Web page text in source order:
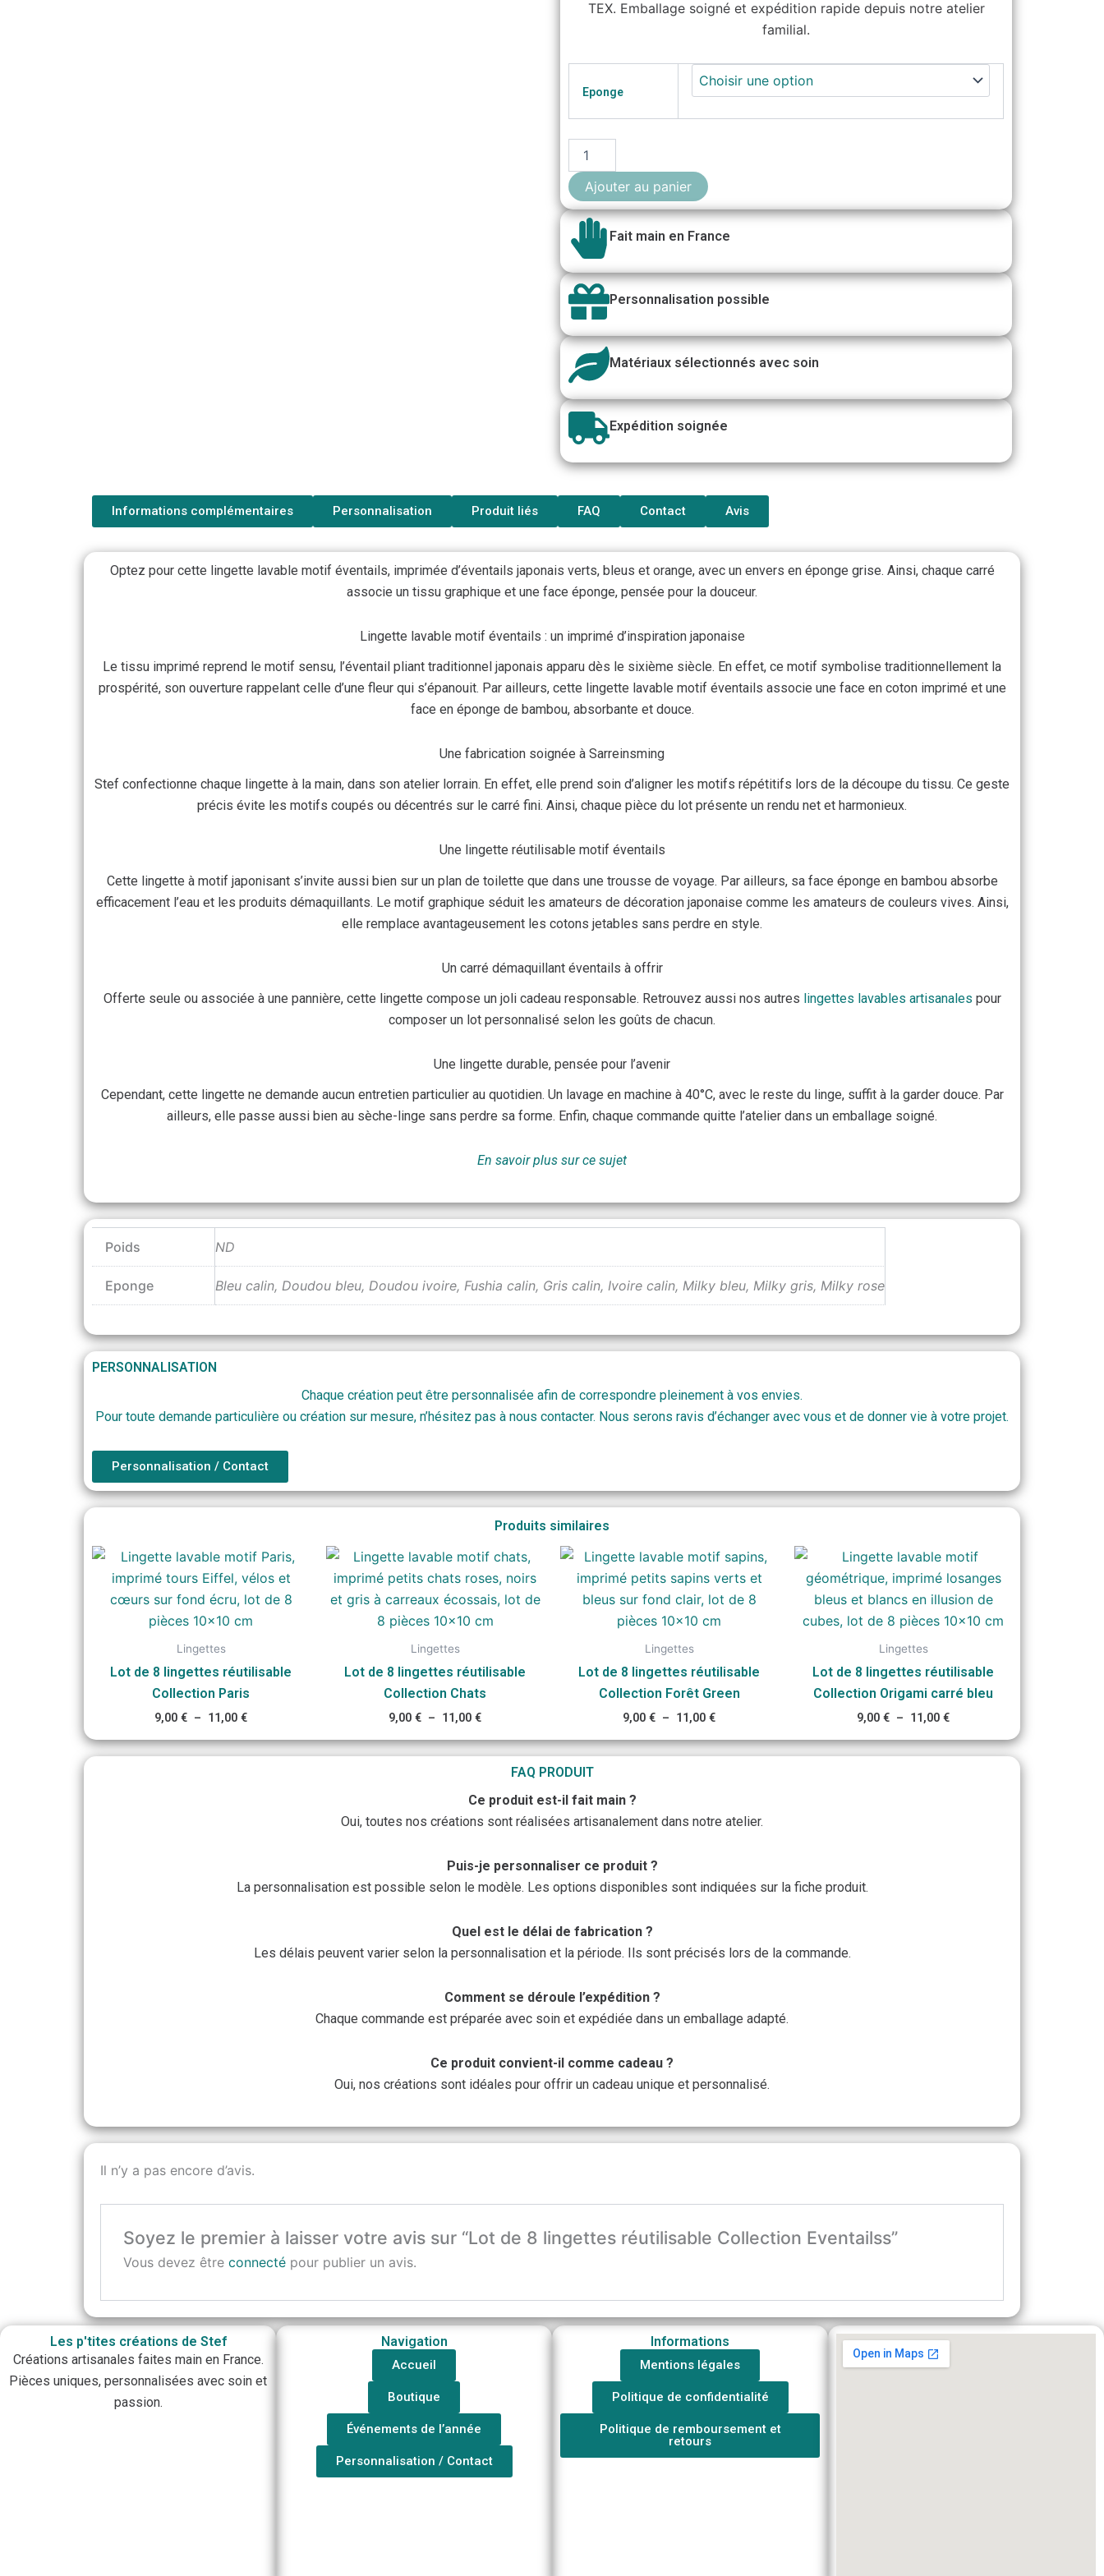
TEX. Emballage soigné et expédition rapide depuis notre atelier
familial.
Eponge
de
8
lingettes
réutilisable
Collection
Eventailss
Ajouter au panier
Fait main en France
Personnalisation possible
Matériaux sélectionnés avec soin
Expédition soignée
Informations complémentaires Personnalisation Produit liés FAQ Contact Avis
Optez pour cette lingette lavable motif éventails, imprimée d’éventails japonais verts, bleus et orange, avec un envers en éponge grise. Ainsi, chaque carré
associe un tissu graphique et une face éponge, pensée pour la douceur.
Lingette lavable motif éventails : un imprimé d’inspiration japonaise
Le tissu imprimé reprend le motif sensu, l’éventail pliant traditionnel japonais apparu dès le sixième siècle. En effet, ce motif symbolise traditionnellement la
prospérité, son ouverture rappelant celle d’une fleur qui s’épanouit. Par ailleurs, cette lingette lavable motif éventails associe une face en coton imprimé et une
face en éponge de bambou, absorbante et douce.
Une fabrication soignée à Sarreinsming
Stef confectionne chaque lingette à la main, dans son atelier lorrain. En effet, elle prend soin d’aligner les motifs répétitifs lors de la découpe du tissu. Ce geste
précis évite les motifs coupés ou décentrés sur le carré fini. Ainsi, chaque pièce du lot présente un rendu net et harmonieux.
Une lingette réutilisable motif éventails
Cette lingette à motif japonisant s’invite aussi bien sur un plan de toilette que dans une trousse de voyage. Par ailleurs, sa face éponge en bambou absorbe
efficacement l’eau et les produits démaquillants. Le motif graphique séduit les amateurs de décoration japonaise comme les amateurs de couleurs vives. Ainsi,
elle remplace avantageusement les cotons jetables sans perdre en style.
Un carré démaquillant éventails à offrir
Offerte seule ou associée à une pannière, cette lingette compose un joli cadeau responsable. Retrouvez aussi nos autres lingettes lavables artisanales pour
composer un lot personnalisé selon les goûts de chacun.
Une lingette durable, pensée pour l’avenir
Cependant, cette lingette ne demande aucun entretien particulier au quotidien. Un lavage en machine à 40°C, avec le reste du linge, suffit à la garder douce. Par
ailleurs, elle passe aussi bien au sèche-linge sans perdre sa forme. Enfin, chaque commande quitte l’atelier dans un emballage soigné.
En savoir plus sur ce sujet
Poids ND
Eponge Bleu calin, Doudou bleu, Doudou ivoire, Fushia calin, Gris calin, Ivoire calin, Milky bleu, Milky gris, Milky rose
PERSONNALISATION
Chaque création peut être personnalisée afin de correspondre pleinement à vos envies.
Pour toute demande particulière ou création sur mesure, n’hésitez pas à nous contacter. Nous serons ravis d’échanger avec vous et de donner vie à votre projet.
Personnalisation / Contact
Produits similaires
Lingettes
Lot de 8 lingettes réutilisable
Collection Paris
9,00 € – 11,00 €
Plage
prix :
9,00 €
11,00 €
Lingettes
Lot de 8 lingettes réutilisable
Collection Chats
9,00 € – 11,00 €
Plage
prix :
9,00 €
11,00 €
Lingettes
Lot de 8 lingettes réutilisable
Collection Forêt Green
9,00 € – 11,00 €
Plage
de
prix :
9,00 €
11,00 €
Lingettes
Lot de 8 lingettes réutilisable
Collection Origami carré bleu
9,00 € – 11,00 €
Plage
de
prix :
9,00 €
11,00 €
FAQ PRODUIT
Ce produit est-il fait main ?
Oui, toutes nos créations sont réalisées artisanalement dans notre atelier.
Puis-je personnaliser ce produit ?
La personnalisation est possible selon le modèle. Les options disponibles sont indiquées sur la fiche produit.
Quel est le délai de fabrication ?
Les délais peuvent varier selon la personnalisation et la période. Ils sont précisés lors de la commande.
Comment se déroule l’expédition ?
Chaque commande est préparée avec soin et expédiée dans un emballage adapté.
Ce produit convient-il comme cadeau ?
Oui, nos créations sont idéales pour offrir un cadeau unique et personnalisé.
Il n’y a pas encore d’avis.
Soyez le premier à laisser votre avis sur “Lot de 8 lingettes réutilisable Collection Eventailss”
Vous devez être connectépour publier un avis.
Les p'tites créations de Stef
Créations artisanales faites main en France.
Pièces uniques, personnalisées avec soin et
passion.
Navigation
Accueil
Boutique
Événements de l’année
Personnalisation / Contact
Informations
Mentions légales
Politique de confidentialité
Politique de remboursement et
retours